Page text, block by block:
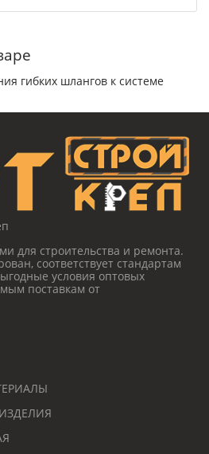
гибких шлангов к системе
для строительства и ремонта.
соответствует стандартам
условия оптовых
поставкам от